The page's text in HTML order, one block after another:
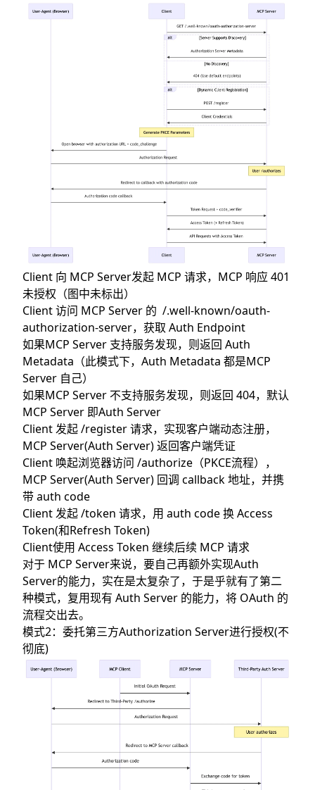
Client 向 MCP Server发起 MCP 请求，MCP 响应 401
未授权（图中未标出）
Client 访问 MCP Server 的 /.well-known/oauth-
authorization-server，获取 Auth Endpoint
如果MCP Server 支持服务发现，则返回 Auth
Metadata（此模式下，Auth Metadata 都是MCP
Server 自己）
如果MCP Server 不支持服务发现，则返回 404，默认
MCP Server 即Auth Server
Client 发起 /register 请求，实现客户端动态注册，
MCP Server(Auth Server) 返回客户端凭证
Client 唤起浏览器访问 /authorize（PKCE流程），
MCP Server(Auth Server) 回调 callback 地址，并携
带 auth code
Client 发起 /token 请求，用 auth code 换 Access
Token(和Refresh Token)
Client使用 Access Token 继续后续 MCP 请求
对于 MCP Server来说，要自己再额外实现Auth
Server的能力，实在是太复杂了，于是乎就有了第二
种模式，复用现有 Auth Server 的能力，将 OAuth 的
流程交出去。
模式2：委托第三方Authorization Server进行授权(不
彻底)